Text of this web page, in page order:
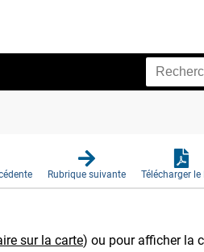
Rubrique suivante Télécharger le
sur la carte) ou pour afficher la